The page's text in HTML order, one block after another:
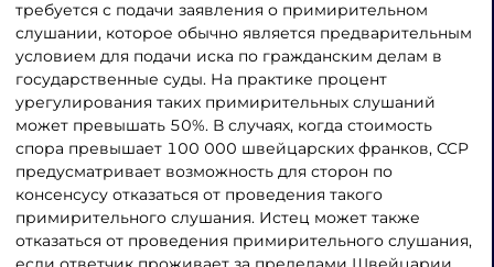
требуется с подачи заявления о примирительном
слушании, которое обычно является предварительным
условием для подачи иска по гражданским делам в
государственные суды. На практике процент
урегулирования таких примирительных слушаний
может превышать 50%. В случаях, когда стоимость
спора превышает 100 000 швейцарских франков, CCP
предусматривает возможность для сторон по
консенсусу отказаться от проведения такого
примирительного слушания. Истец может также
отказаться от проведения примирительного слушания,